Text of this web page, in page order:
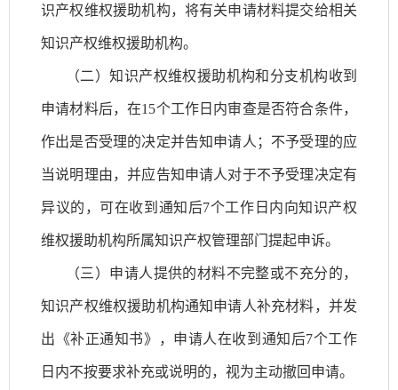
识产权维权援助机构，将有关申请材料提交给相关
知识产权维权援助机构。
（二）知识产权维权援助机构和分支机构收到
申请材料后，在15个工作日内审查是否符合条件，
作出是否受理的决定并告知申请人；不予受理的应
当说明理由，并应告知申请人对于不予受理决定有
异议的，可在收到通知后7个工作日内向知识产权
维权援助机构所属知识产权管理部门提起申诉。
（三）申请人提供的材料不完整或不充分的，
知识产权维权援助机构通知申请人补充材料，并发
出《补正通知书》，申请人在收到通知后7个工作
日内不按要求补充或说明的，视为主动撤回申请。